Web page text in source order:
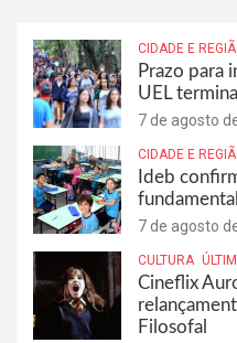
CIDADE E
Prazo para
UEL
7 de agosto
CIDADE E
Ideb
7 de agosto
CULTURA
Cineflix
Filosofal